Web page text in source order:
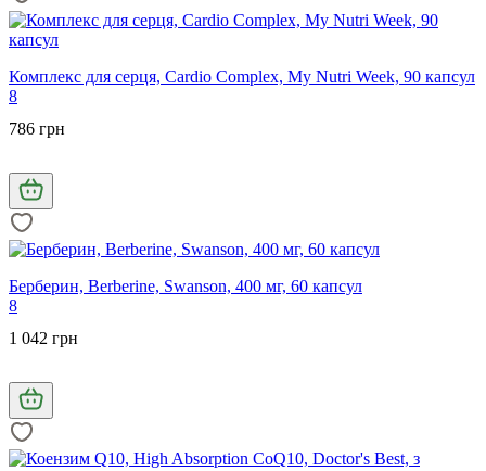
Комплекс для серця, Cardio Complex, My Nutri Week, 90 капсул
8
786 грн
Берберин, Berberine, Swanson, 400 мг, 60 капсул
8
1 042 грн